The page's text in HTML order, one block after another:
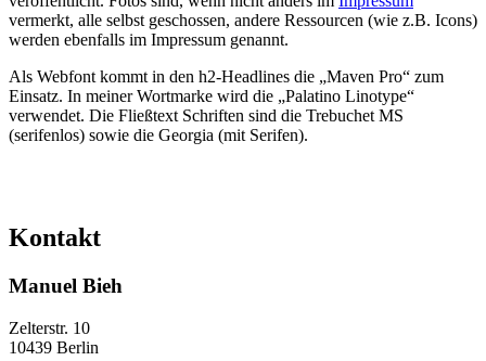
vermerkt, alle selbst geschossen, andere Ressourcen (wie z.B. Icons)
werden ebenfalls im Impressum genannt.
Als Webfont kommt in den h2-Headlines die „Maven Pro“ zum
Einsatz. In meiner Wortmarke wird die „Palatino Linotype“
verwendet. Die Fließtext Schriften sind die Trebuchet MS
(serifenlos) sowie die Georgia (mit Serifen).
Kontakt
Manuel Bieh
Zelterstr. 10
10439 Berlin